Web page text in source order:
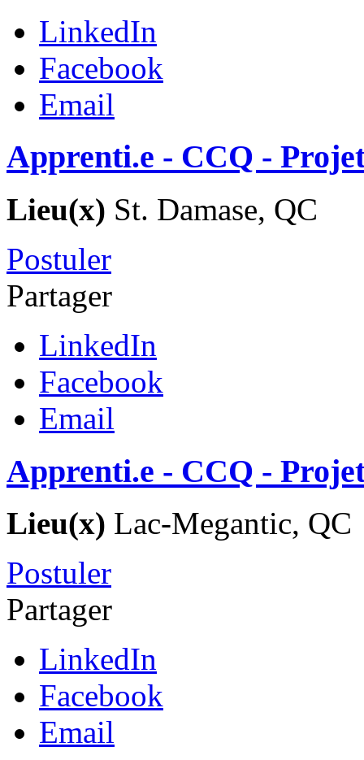
LinkedIn
Facebook
Email
Apprenti.e - CCQ -
Lieu(x) St. Damase, QC
Postuler
Partager
LinkedIn
Facebook
Email
Apprenti.e - CCQ -
Lieu(x) Lac-Megantic, QC
Postuler
Partager
LinkedIn
Facebook
Email